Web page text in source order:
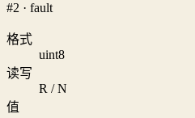
#2 · fault
格式
uint8
读写
R / N
值